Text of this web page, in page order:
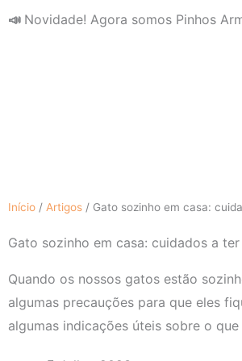
Skip
📣 Novidade! Agora somos Pinhos
Início / Artigos / Gato sozinho em casa:
Gato sozinho em casa: cuidados a ter
Quando os nossos gatos estão
algumas precauções para que eles
algumas indicações úteis sobre o que